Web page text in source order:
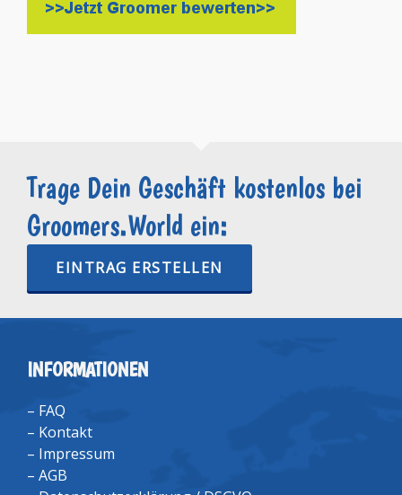
Trage Dein Geschäft kostenlos bei
Groomers.World ein:
EINTRAG ERSTELLEN
INFORMATIONEN
– FAQ
– Kontakt
– Impressum
– AGB